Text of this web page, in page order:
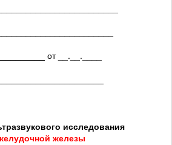
от __.__.____
исследования
железы